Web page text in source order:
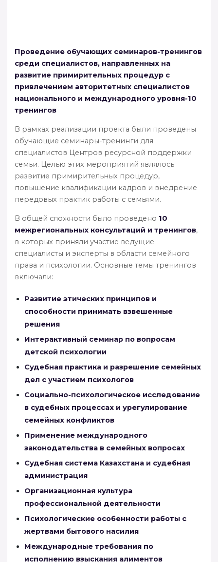
Проведение обучающих семинаров-тренингов
среди специалистов, направленных на
развитие примирительных процедур с
привлечением авторитетных специалистов
национального и международного уровня-10
тренингов
В рамках реализации проекта были проведены
обучающие семинары-тренинги для
специалистов Центров ресурсной поддержки
семьи. Целью этих мероприятий являлось
развитие примирительных процедур,
повышение квалификации кадров и внедрение
передовых практик работы с семьями.
В общей сложности было проведено 10
межрегиональных консультаций и тренингов,
в которых приняли участие ведущие
специалисты и эксперты в области семейного
права и психологии. Основные темы тренингов
включали:
Развитие этических принципов и
способности принимать взвешенные
решения
Интерактивный семинар по вопросам
детской психологии
Судебная практика и разрешение семейных
дел с участием психологов
Социально-психологическое исследование
в судебных процессах и урегулирование
семейных конфликтов
Применение международного
законодательства в семейных вопросах
Судебная система Казахстана и судебная
администрация
Организационная культура
профессиональной деятельности
Психологические особенности работы с
жертвами бытового насилия
Международные требования по
исполнению взыскания алиментов